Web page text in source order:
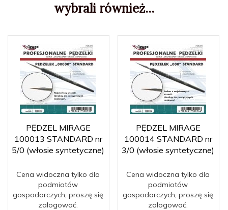
wybrali również...
PĘDZEL MIRAGE
100013 STANDARD nr
5/0 (włosie syntetyczne)
Cena widoczna tylko dla
podmiotów
gospodarczych, proszę się
zalogować.
PĘDZEL MIRAGE
100014 STANDARD nr
3/0 (włosie syntetyczne)
Cena widoczna tylko dla
podmiotów
gospodarczych, proszę się
zalogować.